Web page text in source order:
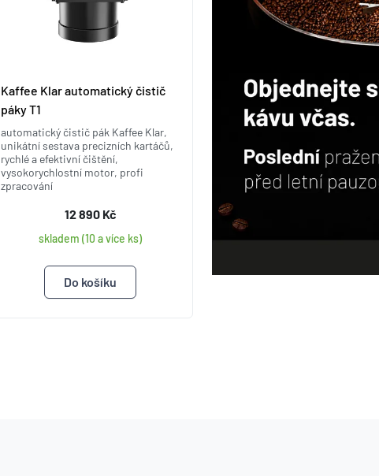
Kaffee Klar automatický čistič
páky T1
automatický čistič pák Kaffee Klar,
unikátní sestava precizních kartáčů,
rychlé a efektivní čištění,
vysokorychlostní motor, profi
zpracování
12 890 Kč
skladem (10 a více ks)